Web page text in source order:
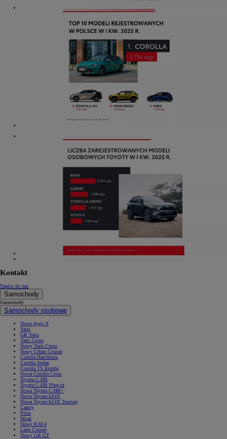
Kontakt
Napisz do nas
Samochody
Samochody
Samochody osobowe
Nowe Aygo X
Yaris
GR Yaris
Yaris Cross
Nowy Yaris Cross
Nowy Urban Cruiser
Corolla Hatchback
Corolla Sedan
Corolla TS Kombi
Nowa Corolla Cross
Toyota C-HR
Toyota C-HR Plug-in
Nowa Toyota C-HR+
Nowa Toyota bZ4X
Nowa Toyota bZ4X Touring
Camry
Prius
Mirai
Nowy RAV4
Land Cruiser
Nowy GR GT